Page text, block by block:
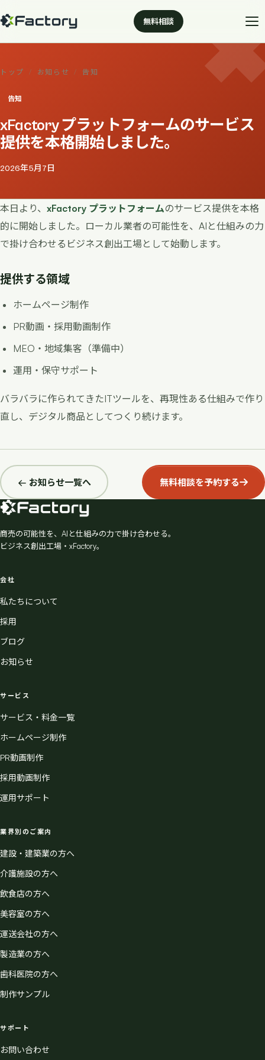
無料相談
トップ / お知らせ / 告知
告知
xFactory プラットフォームのサービス
提供を本格開始しました。
2026年5月7日
本日より、 xFactory プラットフォームのサービス提供を本格
的に開始しました。ローカル業者の可能性を、AIと仕組みの力
で掛け合わせるビジネス創出工場として始動します。
提供する領域
ホームページ制作
PR動画・採用動画制作
MEO・地域集客（準備中）
運用・保守サポート
バラバラに作られてきたITツールを、再現性ある仕組みで作り
直し、デジタル商品としてつくり続けます。
← お知らせ一覧へ 無料相談を予約する
商売の可能性を、AIと仕組みの力で掛け合わせる。
ビジネス創出工場・xFactory。
会社
私たちについて
採用
ブログ
お知らせ
サービス
サービス・料金一覧
ホームページ制作
PR動画制作
採用動画制作
運用サポート
業界別のご案内
建設・建築業の方へ
介護施設の方へ
飲食店の方へ
美容室の方へ
運送会社の方へ
製造業の方へ
歯科医院の方へ
制作サンプル
サポート
お問い合わせ